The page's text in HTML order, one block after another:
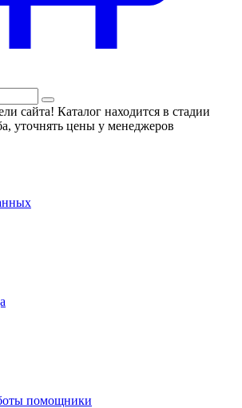
сайта! Каталог находится в стадии
уточнять цены у менеджеров
помощники